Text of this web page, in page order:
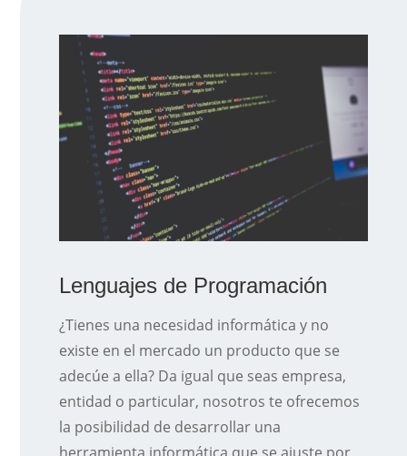
Lenguajes de Programación
¿Tienes una necesidad informática y no
existe en el mercado un producto que se
adecúe a ella? Da igual que seas empresa,
entidad o particular, nosotros te ofrecemos
la posibilidad de desarrollar una